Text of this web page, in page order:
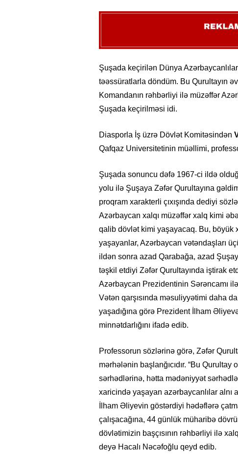
Şuşada keçirilən Dünya
təəssüratlarla döndüm. Bu Qurultayın
Komandanın rəhbərliyi ilə müzəffər
Şuşada keçirilməsi idi.
Diasporla İş üzrə Dövlət Komitəsindən
Qafqaz Universitetinin müəllimi,
Şuşada sonuncu dəfə 1967-ci ildə
yolu ilə Şuşaya Zəfər Qurultayına
proqram xarakterli çıxışında dediyi
Azərbaycan xalqı müzəffər xalq kimi
qalib dövlət kimi yaşayacaq. Bu, böyük
yaşayanlar, Azərbaycan vətəndaşları
ildən sonra azad Qarabağa, azad
təşkil etdiyi Zəfər Qurultayında iştirak
Azərbaycan Prezidentinin Sərəncamı
Vətən qarşısında məsuliyyətimi daha
yaşadığına görə Prezident İlham
minnətdarlığını ifadə edib.
Professorun sözlərinə görə, Zəfər
mərhələnin başlanğıcıdır. “Bu
sərhədlərinə, hətta mədəniyyət
xaricində yaşayan azərbaycanlılar alnı
İlham Əliyevin göstərdiyi hədəflərə
çalışacağına, 44 günlük müharibə
dövlətimizin başçısının rəhbərliyi ilə
deyə Hacalı Nəcəfoğlu qeyd edib.